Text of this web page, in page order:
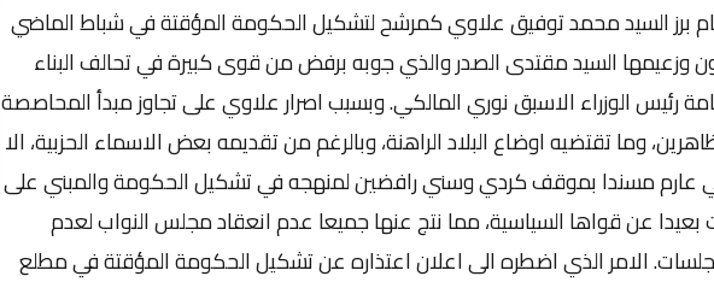
برز السيد محمد توفيق علاوي كمرشح لتشكيل الحكومة المؤقتة في شباط الماضي
وزعيمها السيد مقتدى الصدر والذي جوبه برفض من قوى كبيرة في تحالف البناء
رئيس الوزراء الاسبق نوري المالكي. وبسبب اصرار علاوي على تجاوز مبدأ المحاصصة
وما تقتضيه اوضاع البلاد الراهنة، وبالرغم من تقديمه بعض الاسماء الحزبية، الا
عارم مسندا بموقف كردي وسني رافضين لمنهجه في تشكيل الحكومة والمبني على
بعيدا عن قواها السياسية، مما نتج عنها جميعا عدم انعقاد مجلس النواب لعدم
جلسات. الامر الذي اضطره الى اعلان اعتذاره عن تشكيل الحكومة المؤقتة في مطلع